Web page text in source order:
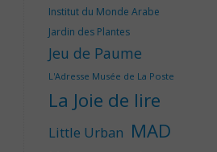
Institut du Monde Arabe
Jardin des Plantes
Jeu de Paume
L'Adresse Musée de La Poste
La Joie de lire
Little Urban MAD